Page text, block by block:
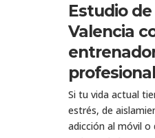
Estudio
Valencia
Si tu vida actual
estrés, de
adicción al móvil o